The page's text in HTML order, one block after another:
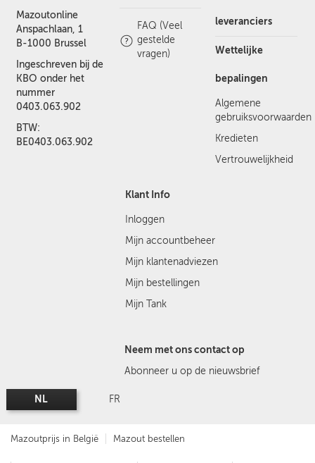
Mazoutonline
Anspachlaan, 1
B-1000 Brussel
Ingeschreven bij de
KBO onder het
nummer
0403.063.902
BTW:
BE0403.063.902
FAQ (Veel
gestelde
vragen)
leveranciers
Wettelijke
bepalingen
Algemene
gebruiksvoorwaarden
Kredieten
Vertrouwelijkheid
Klant Info
Inloggen
Mijn accountbeheer
Mijn klantenadviezen
Mijn bestellingen
Mijn Tank
Neem met ons contact op
Abonneer u op de nieuwsbrief
NL FR
Mazoutprijs in België Mazout bestellen